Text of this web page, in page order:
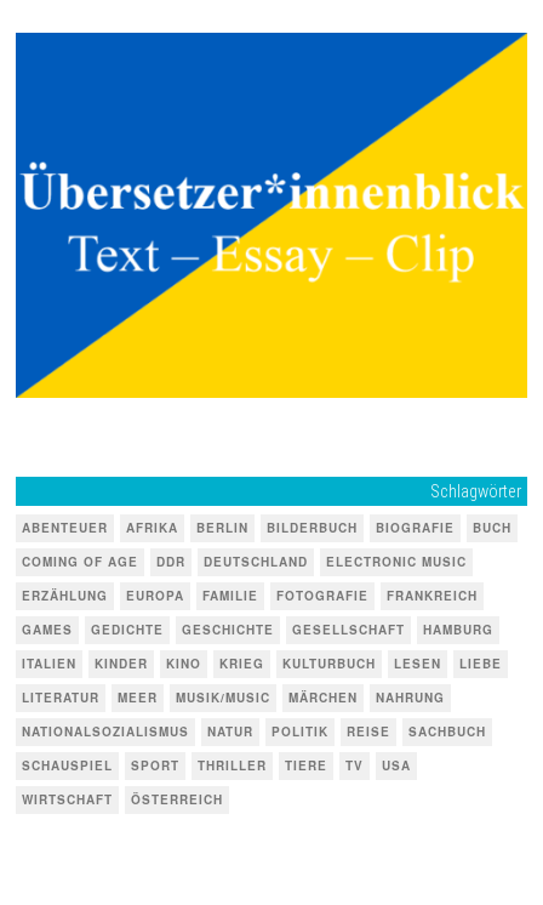
Schlagwörter
ABENTEUER AFRIKA BERLIN BILDERBUCH BIOGRAFIE
BUCH
COMING OF AGE
DDR DEUTSCHLAND
ELECTRONIC MUSIC
ERZÄHLUNG
EUROPA FAMILIE FOTOGRAFIE
FRANKREICH
GAMES
GEDICHTE GESCHICHTE GESELLSCHAFT
HAMBURG
ITALIEN
KINDER KINO KRIEG KULTURBUCH LESEN
LIEBE
LITERATUR
MEER MUSIK/MUSIC MÄRCHEN
NAHRUNG
NATIONALSOZIALISMUS
NATUR POLITIK REISE
SACHBUCH
SCHAUSPIEL
SPORT THRILLER TIERE TV
USA
WIRTSCHAFT
ÖSTERREICH